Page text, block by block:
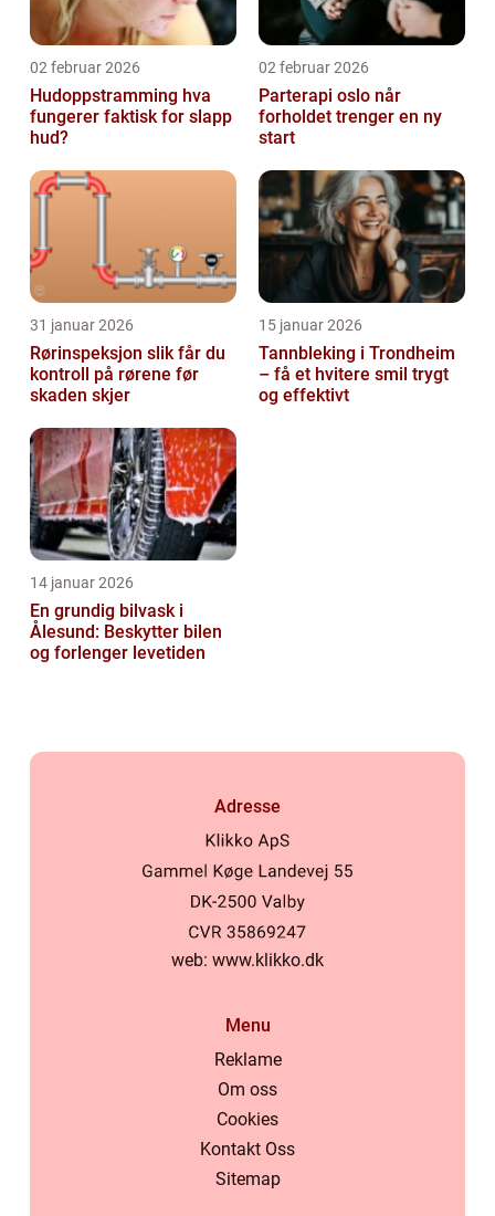
02 februar 2026
Hudoppstramming hva
fungerer faktisk for slapp
hud?
02 februar 2026
Parterapi oslo når
forholdet trenger en ny
start
31 januar 2026
Rørinspeksjon slik får du
kontroll på rørene før
skaden skjer
15 januar 2026
Tannbleking i Trondheim
– få et hvitere smil trygt
og effektivt
14 januar 2026
En grundig bilvask i
Ålesund: Beskytter bilen
og forlenger levetiden
Adresse
web: www.klikko.dk
Menu
Reklame
Om oss
Cookies
Kontakt Oss
Sitemap